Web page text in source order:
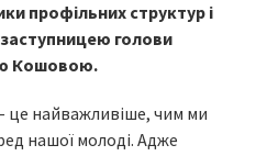
профільних структур і
голови
Кошовою.
це найважливіше, чим ми
нашої молоді. Адже